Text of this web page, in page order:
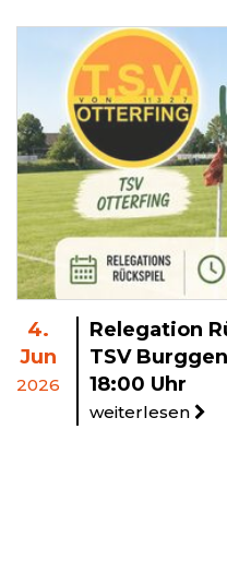
4.
Jun
2026
Relegation
TSV
18:00 Uhr
weiterlesen